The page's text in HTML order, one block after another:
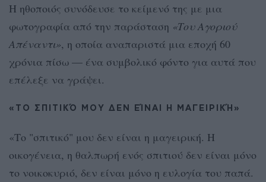
Η ηθοποιός συνόδευσε το κείμενό της με μια
φωτογραφία από την παράσταση «Του Αγοριού
Απέναντι», η οποία αναπαριστά μια εποχή 60
χρόνια πίσω — ένα συμβολικό φόντο για αυτά που
επέλεξε να γράψει.
«ΤΟ ΣΠΙΤΙΚΌ ΜΟΥ ΔΕΝ ΕΊΝΑΙ Η ΜΑΓΕΙΡΙΚΉ»
«Το "σπιτικό" μου δεν είναι η μαγειρική. Η
οικογένεια, η θαλπωρή ενός σπιτιού δεν είναι μόνο
το νοικοκυριό, δεν είναι μόνο η ευλογία του παπά.